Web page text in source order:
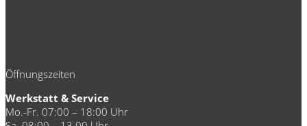
Öffnungszeiten
Werkstatt & Service
Mo.-Fr. 07:00 – 18:00 Uhr